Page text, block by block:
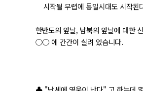
시작될 무렵에 통일시대도 시작된
한반도의 앞날, 남북의 앞날에 대한
○○ 에 간간이 실려 있습니다.